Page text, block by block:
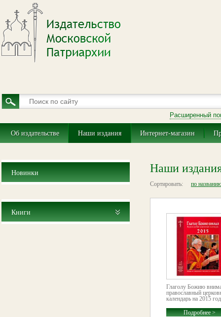
Расширенный
Об издательстве Наши издания Интернет-магазин
Новинки
Книги
Наши
Сортировать: по
Глаголу Божию
православный
календарь на 2015
Подробнее >